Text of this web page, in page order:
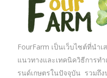
FourFarm เป็นเว็บไซต์ที่นำ
แนวทางและเทคนิควิธีการท
รนด์เกษตรในปัจจุบัน รวมถึง